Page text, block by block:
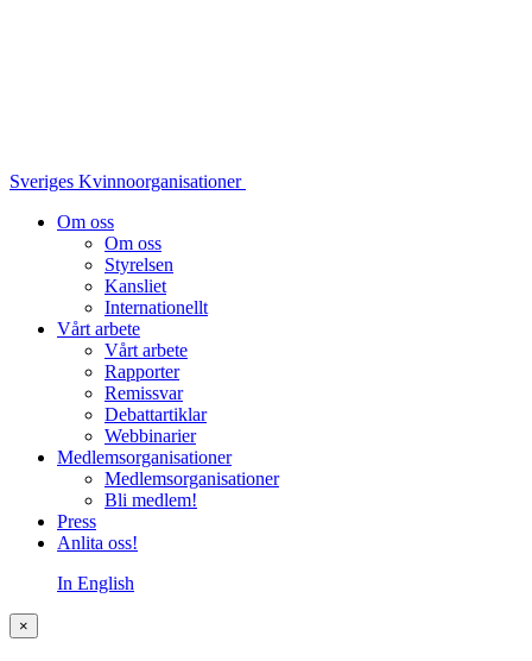
Sveriges Kvinnoorganisationer
Om oss
Om oss
Styrelsen
Kansliet
Internationellt
Vårt arbete
Vårt arbete
Rapporter
Remissvar
Debattartiklar
Webbinarier
Medlemsorganisationer
Medlemsorganisationer
Bli medlem!
Press
Anlita oss!
In English
×